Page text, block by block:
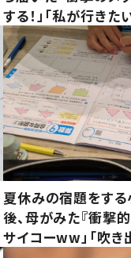
する！」「私が行きた
夏休みの宿題をす
後、母がみた『衝撃
サイコーww」「吹き